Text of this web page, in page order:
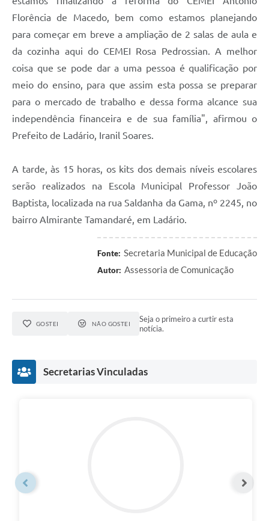
Florência de Macedo, bem como estamos planejando
para começar em breve a ampliação de 2 salas de aula e
da cozinha aqui do CEMEI Rosa Pedrossian. A melhor
coisa que se pode dar a uma pessoa é qualificação por
meio do ensino, para que assim esta possa se preparar
para o mercado de trabalho e dessa forma alcance sua
independência financeira e de sua família", afirmou o
Prefeito de Ladário, Iranil Soares.
A tarde, às 15 horas, os kits dos demais níveis escolares
serão realizados na Escola Municipal Professor João
Baptista, localizada na rua Saldanha da Gama, nº 2245, no
bairro Almirante Tamandaré, em Ladário.
Fonte: Secretaria Municipal de Educação
Autor: Assessoria de Comunicação
GOSTEI NÃO GOSTEI
Seja o primeiro a curtir esta
notícia.
Secretarias Vinculadas